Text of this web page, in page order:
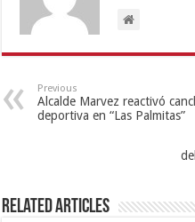
Previous
Alcalde Marvez reactivó
deportiva en “Las Palmitas”
Related Articles